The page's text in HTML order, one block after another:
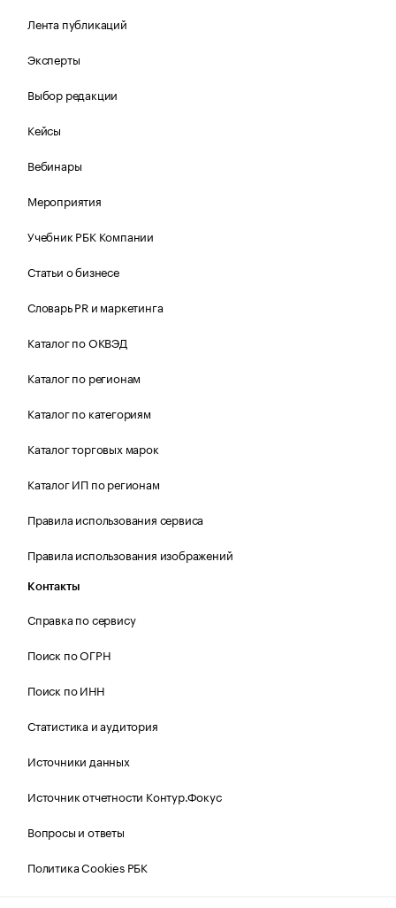
Лента публикаций
Эксперты
Выбор редакции
Кейсы
Вебинары
Мероприятия
Учебник РБК Компании
Статьи о бизнесе
Словарь PR и маркетинга
Каталог по ОКВЭД
Каталог по регионам
Каталог по категориям
Каталог торговых марок
Каталог ИП по регионам
Правила использования сервиса
Правила использования изображений
Контакты
Справка по сервису
Поиск по ОГРН
Поиск по ИНН
Статистика и аудитория
Источники данных
Источник отчетности Контур.Фокус
Вопросы и ответы
Политика Cookies РБК